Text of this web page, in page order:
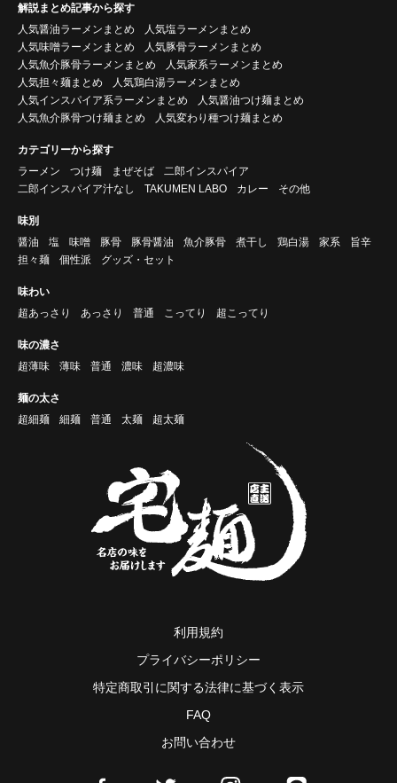
解説まとめ記事から探す
人気醤油ラーメンまとめ
人気塩ラーメンまとめ
人気味噌ラーメンまとめ
人気豚骨ラーメンまとめ
人気魚介豚骨ラーメンまとめ
人気家系ラーメンまとめ
人気担々麺まとめ
人気鶏白湯ラーメンまとめ
人気インスパイア系ラーメンまとめ
人気醤油つけ麺まとめ
人気魚介豚骨つけ麺まとめ
人気変わり種つけ麺まとめ
カテゴリーから探す
ラーメン
つけ麺 まぜそば
二郎インスパイア
二郎インスパイア汁なし
TAKUMEN LABO カレー その他
味別
醤油
塩 味噌 豚骨 豚骨醤油 魚介豚骨 煮干し 鶏白湯 家系
旨辛
担々麺
個性派 グッズ・セット
味わい
超あっさり
あっさり 普通 こってり 超こってり
味の濃さ
超薄味
薄味 普通 濃味 超濃味
麺の太さ
超細麺
細麺 普通 太麺 超太麺
利用規約
プライバシーポリシー
特定商取引に関する法律に基づく表示
FAQ
お問い合わせ